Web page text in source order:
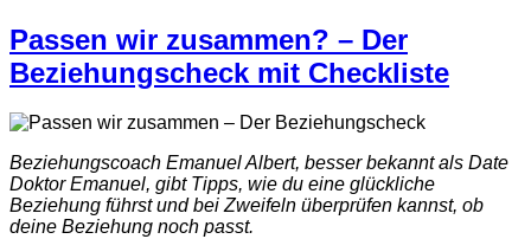
Passen wir zusammen? – Der
Beziehungscheck mit Checkliste
Beziehungscoach Emanuel Albert, besser bekannt als Date
Doktor Emanuel, gibt Tipps, wie du eine glückliche
Beziehung führst und bei Zweifeln überprüfen kannst, ob
deine Beziehung noch passt.